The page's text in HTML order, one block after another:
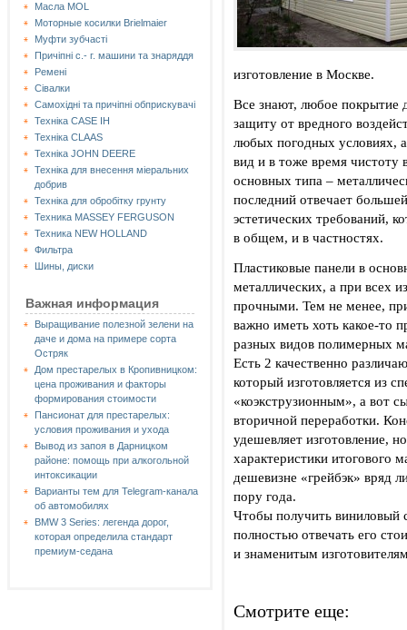
Масла MOL
Моторные косилки Brielmaier
Муфти зубчасті
Причіпні с.- г. машини та знаряддя
Ремені
Сівалки
Самохідні та причіпні обприскувачі
Техніка CASE IH
Техніка CLAAS
Техніка JOHN DEERE
Техніка для внесення міеральних
добрив
Техніка для обробітку грунту
Техника MASSEY FERGUSON
Техника NEW HOLLAND
Фильтра
Шины, диски
Важная информация
Выращивание полезной зелени на
даче и дома на примере сорта
Остряк
Дом престарелых в Кропивницком:
цена проживания и факторы
формирования стоимости
Пансионат для престарелых:
условия проживания и ухода
Вывод из запоя в Дарницком
районе: помощь при алкогольной
интоксикации
Варианты тем для Telegram-канала
об автомобилях
BMW 3 Series: легенда дорог,
которая определила стандарт
премиум-седана
изготовление в Москве.
Все знают, любое покрытие
защиту от вредного
любых погодных условиях,
вид и в тоже время чистоту
основных типа –
последний отвечает
эстетических требований,
в общем, и в частностях.
Пластиковые панели в
металлических, а при всех
прочными. Тем не менее,
важно иметь хоть какое-то
разных видов полимерных
Есть 2 качественно
который изготовляется из
«коэкструзионным», а вот
вторичной переработки.
удешевляет изготовление,
характеристики итогового
дешевизне «грейбэк» вряд
пору года.
Чтобы получить виниловый
полностью отвечать его
и знаменитым
Смотрите еще: